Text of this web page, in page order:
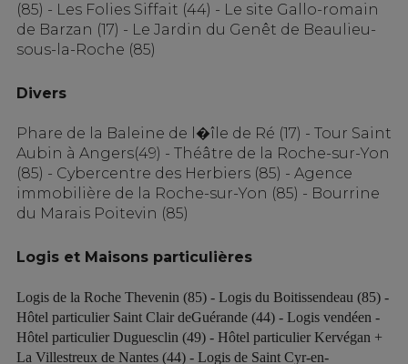
(85) - Les Folies Siffait (44) - Le site Gallo-romain
de Barzan (17) - Le Jardin du Genêt de Beaulieu-
sous-la-Roche (85)
Divers
Phare de la Baleine de l�île de Ré (17) - Tour Saint
Aubin à Angers(49) - Théâtre de la Roche-sur-Yon
(85) - Cybercentre des Herbiers (85) - Agence
immobilière de la Roche-sur-Yon (85) - Bourrine
du Marais Poitevin (85)
Logis et Maisons particulières
Logis de la Roche Thevenin (85) - Logis du Boitissendeau (85) -
Hôtel particulier Saint Clair deGuérande (44) - Logis vendéen -
Hôtel particulier Duguesclin (49) - Hôtel particulier Kervégan +
La Villestreux de Nantes (44) - Logis de Saint Cyr-en-